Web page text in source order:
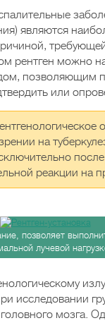
являются
рентген можно
позволяющим
или
на
реакции на
позволяет
лучевой
исследовании
мозга.